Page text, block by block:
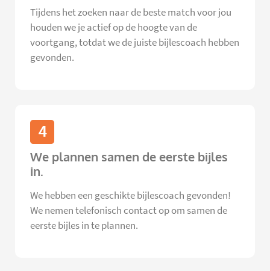
Tijdens het zoeken naar de beste match voor jou
houden we je actief op de hoogte van de
voortgang, totdat we de juiste bijlescoach hebben
gevonden.
4
We plannen samen de eerste bijles
in.
We hebben een geschikte bijlescoach gevonden!
We nemen telefonisch contact op om samen de
eerste bijles in te plannen.